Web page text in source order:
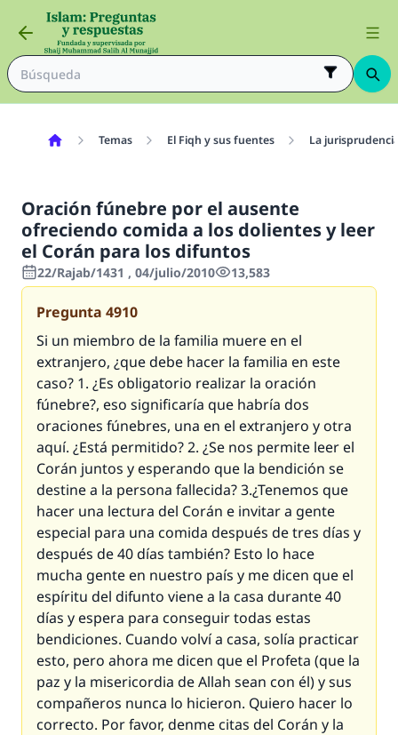
Temas El Fiqh y sus fuentes La
Oración fúnebre por el ausente
ofreciendo comida a los dolientes y leer
el Corán para los difuntos
22/Rajab/1431 , 04/julio/2010 13,583
Pregunta 4910
Si un miembro de la familia muere en el
extranjero, ¿que debe hacer la familia en este
caso? 1. ¿Es obligatorio realizar la oración
fúnebre?, eso significaría que habría dos
oraciones fúnebres, una en el extranjero y otra
aquí. ¿Está permitido? 2. ¿Se nos permite leer el
Corán juntos y esperando que la bendición se
destine a la persona fallecida? 3.¿Tenemos que
hacer una lectura del Corán e invitar a gente
especial para una comida después de tres días y
después de 40 días también? Esto lo hace
mucha gente en nuestro país y me dicen que el
espíritu del difunto viene a la casa durante 40
días y espera para conseguir todas estas
bendiciones. Cuando volví a casa, solía practicar
esto, pero ahora me dicen que el Profeta (que la
paz y la misericordia de Allah sean con él) y sus
compañeros nunca lo hicieron. Quiero hacer lo
correcto. Por favor, denme citas del Corán y la